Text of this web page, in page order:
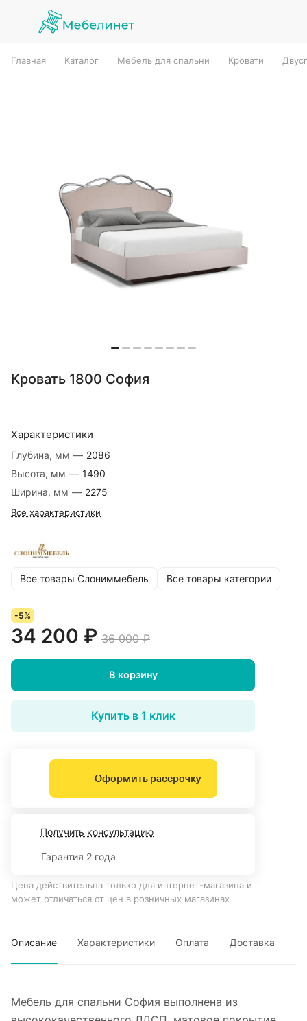
Главная Каталог Мебель для спальни Кровати
Кровать 1800 София
Характеристики
Глубина, мм — 2086
Высота, мм — 1490
Ширина, мм — 2275
Все характеристики
Все товары Слониммебель Все товары категории
-5%
34 200 ₽ 36 000 ₽
В корзину
Купить в 1 клик
Оформить рассрочку
Получить консультацию
Гарантия 2 года
Цена действительна только для интернет-магазина и
может отличаться от цен в розничных магазинах
Описание Характеристики Оплата Доставка
Мебель для спальни София выполнена из